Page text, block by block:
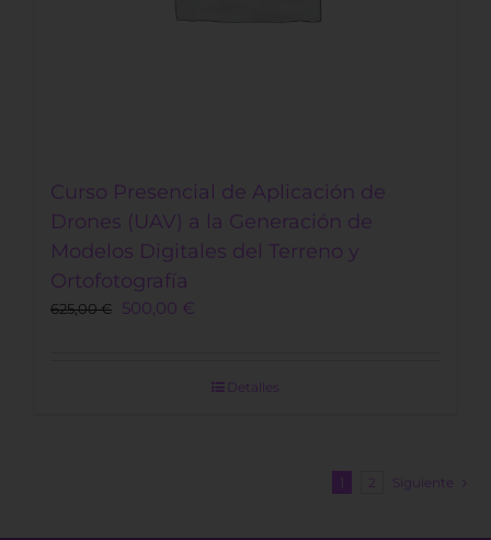
Curso Presencial de Aplicación de
Drones (UAV) a la Generación de
Modelos Digitales del Terreno y
Ortofotografía
625,00€
Original
500,00 €
500,00 €.
Detalles
1 2 Siguiente